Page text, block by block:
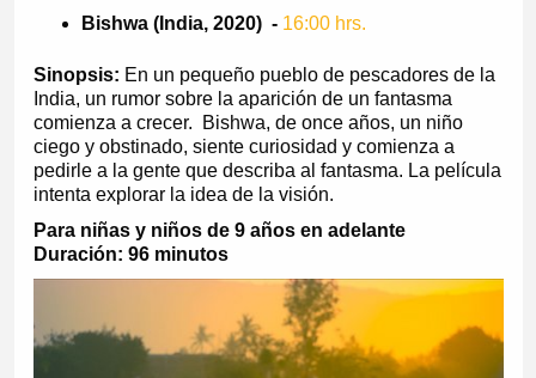
Bishwa (India, 2020)- 16:00 hrs.
Sinopsis: En un pequeño pueblo de pescadores de la
India, un rumor sobre la aparición de un fantasma
comienza a crecer. Bishwa, de once años, un niño
ciego y obstinado, siente curiosidad y comienza a
pedirle a la gente que describa al fantasma. La película
intenta explorar la idea de la visión.
Para niñas y niños de 9 años en adelante
Duración: 96 minutos